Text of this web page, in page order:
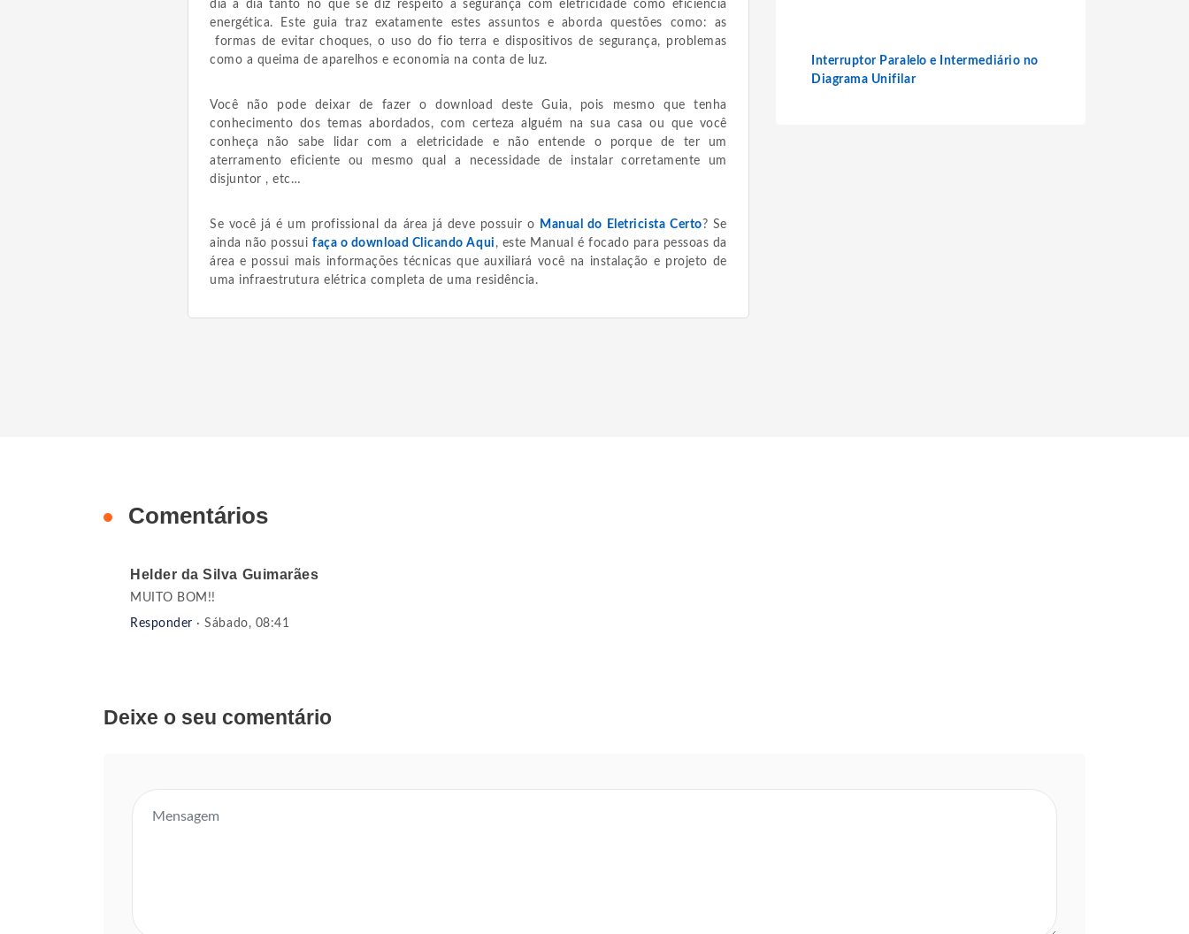
dia a dia tanto no que se diz respeito a segurança com eletricidade como eficiência
energética. Este guia traz exatamente estes assuntos e aborda questões como: as
formas de evitar choques, o uso do fio terra e dispositivos de segurança, problemas
como a queima de aparelhos e economia na conta de luz.
Você não pode deixar de fazer o download deste Guia, pois mesmo que tenha
conhecimento dos temas abordados, com certeza alguém na sua casa ou que você
conheça não sabe lidar com a eletricidade e não entende o porque de ter um
aterramento eficiente ou mesmo qual a necessidade de instalar corretamente um
disjuntor , etc…
Se você já é um profissional da área já deve possuir o Manual do Eletricista Certo? Se
ainda não possuifaça o download Clicando Aqui , este Manual é focado para pessoas da
área e possui mais informações técnicas que auxiliará você na instalação e projeto de
uma infraestrutura elétrica completa de uma residência.
Interruptor Paralelo e Intermediário no
Diagrama Unifilar
Comentários
Helder da Silva Guimarães
MUITO BOM!!
Responder · Sábado, 08:41
Deixe o seu comentário